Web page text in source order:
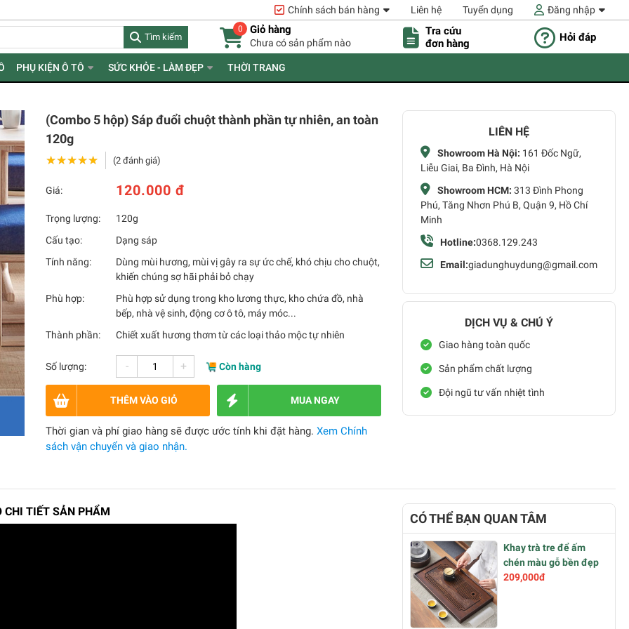
Chính sách bán hàng Liên hệ Tuyển dụng Đăng nhập
Tìm kiếm
0 Giỏ hàng
Chưa có sản phẩm nào
Tra cứu
đơn hàng
Hỏi đáp
PHỤ KIỆN Ô TÔ SỨC KHỎE - LÀM ĐẸP THỜI TRANG
(Combo 5 hộp) Sáp đuổi chuột thành phần tự nhiên, an toàn
120g
★★★★★
★★★★★ (2 đánh giá)
Giá: 120.000 đ
Trọng lượng:
120g
Cấu tạo:
Dạng sáp
Tính năng:
Dùng mùi hương, mùi vị gây ra sự ức chế, khó chịu cho chuột,
khiến chúng sợ hãi phải bỏ chạy
Phù hợp:
Phù hợp sử dụng trong kho lương thực, kho chứa đồ, nhà
bếp, nhà vệ sinh, động cơ ô tô, máy móc...
Thành phần:
Chiết xuất hương thơm từ các loại thảo mộc tự nhiên
Số lượng: - + Còn hàng
THÊM VÀO GIỎ MUA NGAY
Thời gian và phí giao hàng sẽ được ước tính khi đặt hàng.Xem Chính
sách vận chuyển và giao nhận.
LIÊN HỆ
Showroom Hà Nội: 161 Đốc Ngữ,
Liễu Giai, Ba Đình, Hà Nội
Showroom HCM: 313 Đình Phong
Phú, Tăng Nhơn Phú B, Quận 9, Hồ Chí
Minh
Hotline:0368.129.243
Email:giadunghuydung@gmail.com
DỊCH VỤ & CHÚ Ý
Giao hàng toàn quốc
Sản phẩm chất lượng
Đội ngũ tư vấn nhiệt tình
CHI TIẾT SẢN PHẨM CÓ THỂ BẠN QUAN TÂM
Khay trà tre để ấm
chén màu gỗ bền đẹp
209,000đ